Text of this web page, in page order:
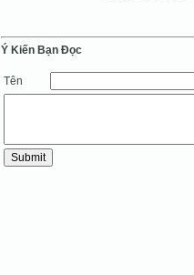
Ý Kiến Bạn Ðọc
Tên